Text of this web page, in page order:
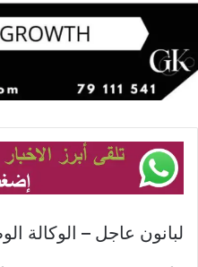
لبانون عاجل – الوكالة